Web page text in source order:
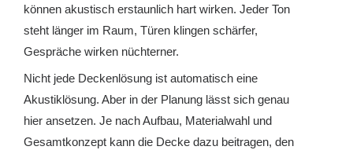
können akustisch erstaunlich hart wirken. Jeder Ton
steht länger im Raum, Türen klingen schärfer,
Gespräche wirken nüchterner.
Nicht jede Deckenlösung ist automatisch eine
Akustiklösung. Aber in der Planung lässt sich genau
hier ansetzen. Je nach Aufbau, Materialwahl und
Gesamtkonzept kann die Decke dazu beitragen, den